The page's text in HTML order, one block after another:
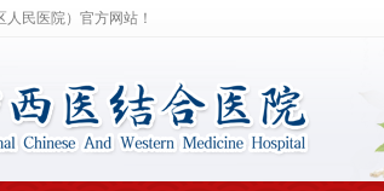
民医院）官方网站！